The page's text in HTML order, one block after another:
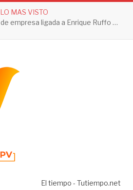
LO MAS VISTO
Detienen a apoderada de empresa ligada a Enrique Ruffo por investigación de Huachicol Fiscal
El tiempo - Tutiempo.net